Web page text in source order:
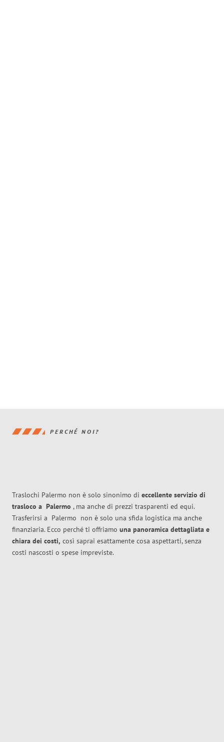
PERCHÉ NOI?
Traslochi Palermo non è solo sinonimo di eccellente servizio di
trasloco a Palermo , ma anche di prezzi trasparenti ed equi.
Trasferirsi a Palermo non è solo una sfida logistica ma anche
finanziaria. Ecco perché ti offriamo una panoramica dettagliata e
chiara dei costi, così saprai esattamente cosa aspettarti, senza
costi nascosti o spese impreviste.